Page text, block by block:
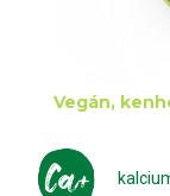
Vegán,